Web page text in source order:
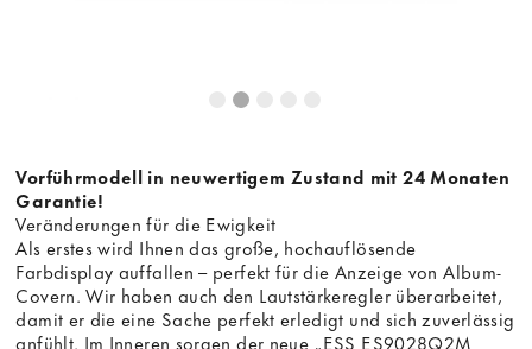
Vorführmodell in neuwertigem Zustand mit 24 Monaten
Garantie!
Veränderungen für die Ewigkeit
Als erstes wird Ihnen das große, hochauflösende
Farbdisplay auffallen – perfekt für die Anzeige von Album-
Covern. Wir haben auch den Lautstärkeregler überarbeitet,
damit er die eine Sache perfekt erledigt und sich zuverlässig
anfühlt. Im Inneren sorgen der neue „ESS ES9028Q2M